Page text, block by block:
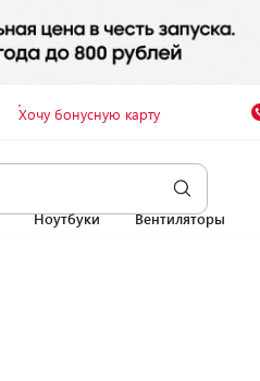
Хочу бонусную карту
Ноутбуки Вентиляторы